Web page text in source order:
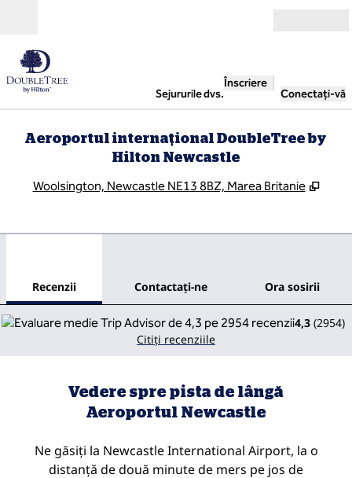
Sejururile dvs.
Înscriere
Conectați-vă
Aeroportul internațional DoubleTree by
Hilton Newcastle
Woolsington, Newcastle NE13 8BZ, Marea Britanie ,
Recenzii Contactaţi-ne Ora sosirii
4,3 (2954)
Citiți recenziile
Vedere spre pista de lângă
Aeroportul Newcastle
Ne găsiți la Newcastle International Airport, la o
distanță de două minute de mers pe jos de